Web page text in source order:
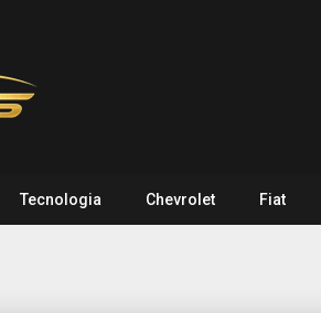
Tecnologia Chevrolet Fiat